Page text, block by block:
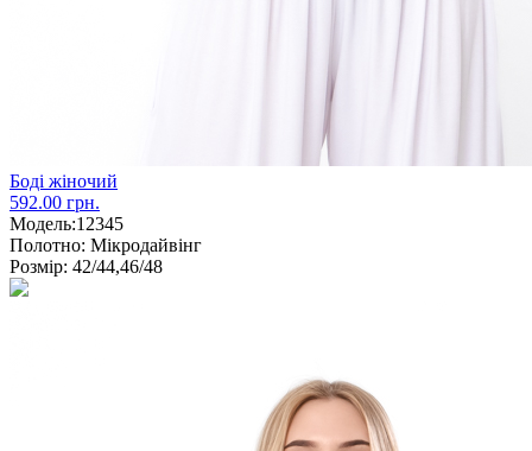
Боді жіночий
592.00 грн.
Модель:12345
Полотно: Мікродайвінг
Розмір: 42/44,46/48